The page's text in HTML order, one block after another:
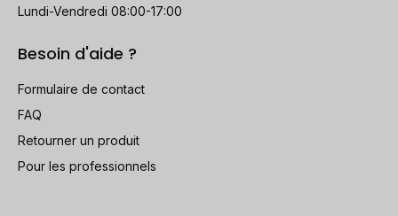
Lundi-Vendredi 08:00-17:00
Besoin d'aide ?
Formulaire de contact
FAQ
Retourner un produit
Pour les professionnels